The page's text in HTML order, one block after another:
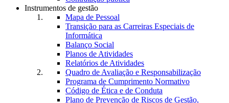
Instrumentos de gestão
Mapa de Pessoal
Transição para as Carreiras Especiais de
Informática
Balanço Social
Planos de Atividades
Relatórios de Atividades
Quadro de Avaliação e Responsabilização
Programa de Cumprimento Normativo
Código de Ética e de Conduta
Plano de Prevenção de Riscos de Gestão,